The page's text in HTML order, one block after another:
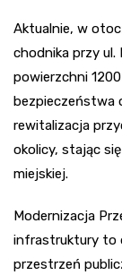
Aktualnie, w
chodnika przy ul.
powierzchni
bezpieczeństwa
rewitalizacja
okolicy, stając
miejskiej.
Modernizacja
infrastruktury to
przestrzeń